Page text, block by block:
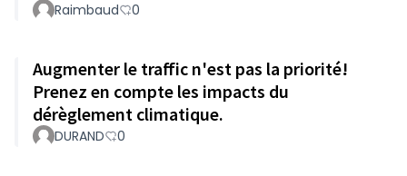
Raimbaud 0
Augmenter le traffic n'est pas la priorité!
Prenez en compte les impacts du
dérèglement climatique.
DURAND 0